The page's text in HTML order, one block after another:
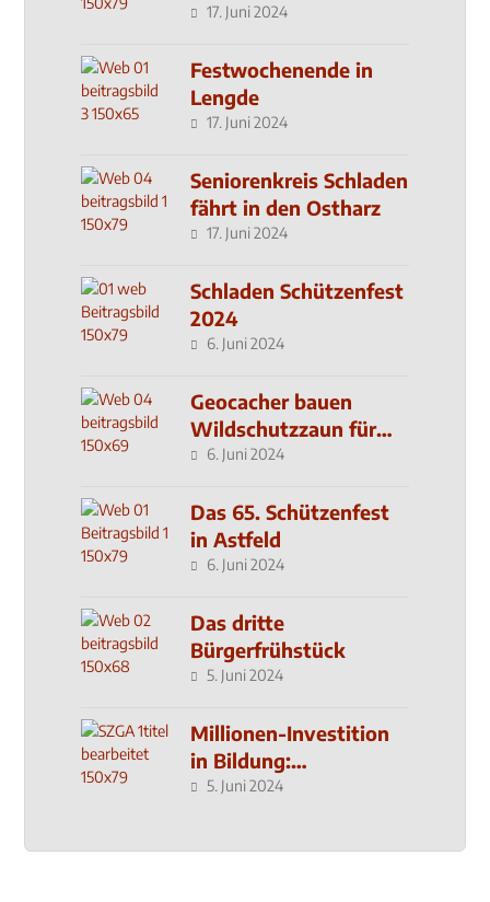
Klinik
17. Juni 2024
Festwochenende in
Lengde
17. Juni 2024
Seniorenkreis Schladen
fährt in den Ostharz
17. Juni 2024
Schladen Schützenfest
2024
6. Juni 2024
Geocacher bauen
Wildschutzzaun für
den MachMit! Wald
6. Juni 2024
Das 65. Schützenfest
in Astfeld
6. Juni 2024
Das dritte
Bürgerfrühstück
5. Juni 2024
Millionen-Investition
in Bildung:
Schulzentrum-Neubau
5. Juni 2024